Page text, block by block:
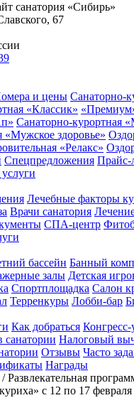
санатория «Сибирь»
67
и цены Санаторно-
«Классик»
Санаторно-курортная
«Мужское здоровье»
«Релакс»
Спецпредложения Прайс-
Лечебные факторы
Врачи санатория
СПА-центр
бассейн Банный
залы Детская
Спортплощадка Салон
Терренкуры Лобби-бар
Как добраться Конгресс-
санатории Налоговый
Отзывы Часто
Награды
/Развлекательная
с 12 по 17 февраля